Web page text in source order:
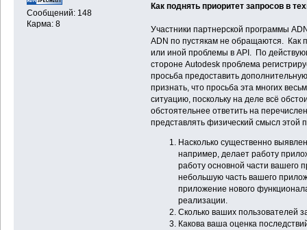
Сообщений: 148
Карма: 8
Как поднять приоритет запросов в
Участники партнерской программы
ADN по пустякам не обращаются. Как
или иной проблемы в API. По
стороне Autodesk проблема
просьба предоставить
признать, что просьба эта многих
ситуацию, поскольку на деле всё
обстоятельнее ответить на
представлять физический смысл этой
Насколько существенно
например, делает работу
работу основной части вашего
небольшую часть вашего
приложение нового
реализации.
Сколько ваших пользователей
Какова ваша оценка